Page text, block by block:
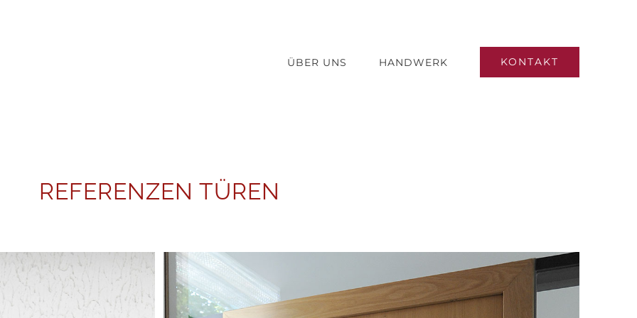
ÜBER UNS HANDWERK KONTAKT
REFERENZEN TÜREN